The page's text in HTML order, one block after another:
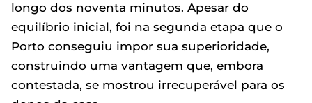
longo dos noventa minutos. Apesar do
equilíbrio inicial, foi na segunda etapa que o
Porto conseguiu impor sua superioridade,
construindo uma vantagem que, embora
contestada, se mostrou irrecuperável para os